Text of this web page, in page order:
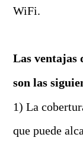
WiFi.
Las ventajas
son las
1) La
que puede